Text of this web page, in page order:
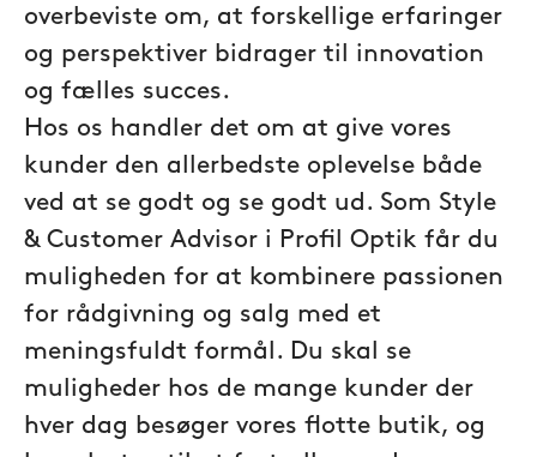
overbeviste om, at forskellige erfaringer
og perspektiver bidrager til innovation
og fælles succes.
Hos os handler det om at give vores
kunder den allerbedste oplevelse både
ved at se godt og se godt ud. Som Style
& Customer Advisor i Profil Optik får du
muligheden for at kombinere passionen
for rådgivning og salg med et
meningsfuldt formål. Du skal se
muligheder hos de mange kunder der
hver dag besøger vores flotte butik, og